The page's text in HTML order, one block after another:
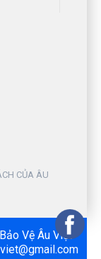
CỦA ÂU
Vệ Âu Việt -